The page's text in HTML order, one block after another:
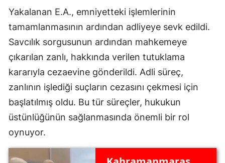
Yakalanan E.A., emniyetteki işlemlerinin
tamamlanmasının ardından adliyeye sevk edildi.
Savcılık sorgusunun ardından mahkemeye
çıkarılan zanlı, hakkında verilen tutuklama
kararıyla cezaevine gönderildi. Adli süreç,
zanlının işlediği suçların cezasını çekmesi için
başlatılmış oldu. Bu tür süreçler, hukukun
üstünlüğünün sağlanmasında önemli bir rol
oynuyor.